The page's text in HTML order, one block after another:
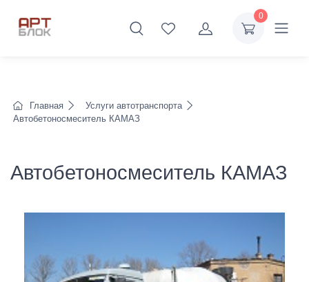
0
Главная
Услуги автотранспорта
Автобетоносмеситель КАМАЗ
Автобетоносмеситель КАМАЗ